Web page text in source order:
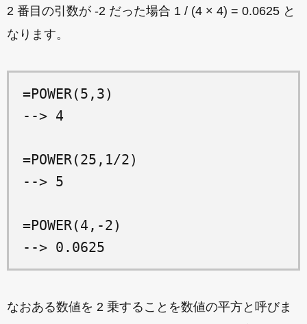
2 番目の引数が -2 だった場合 1 / (4 × 4) = 0.0625 と
なります。
=POWER(5,3)
--> 4
=POWER(25,1/2)
--> 5
=POWER(4,-2)
なおある数値を 2 乗することを数値の平方と呼びま